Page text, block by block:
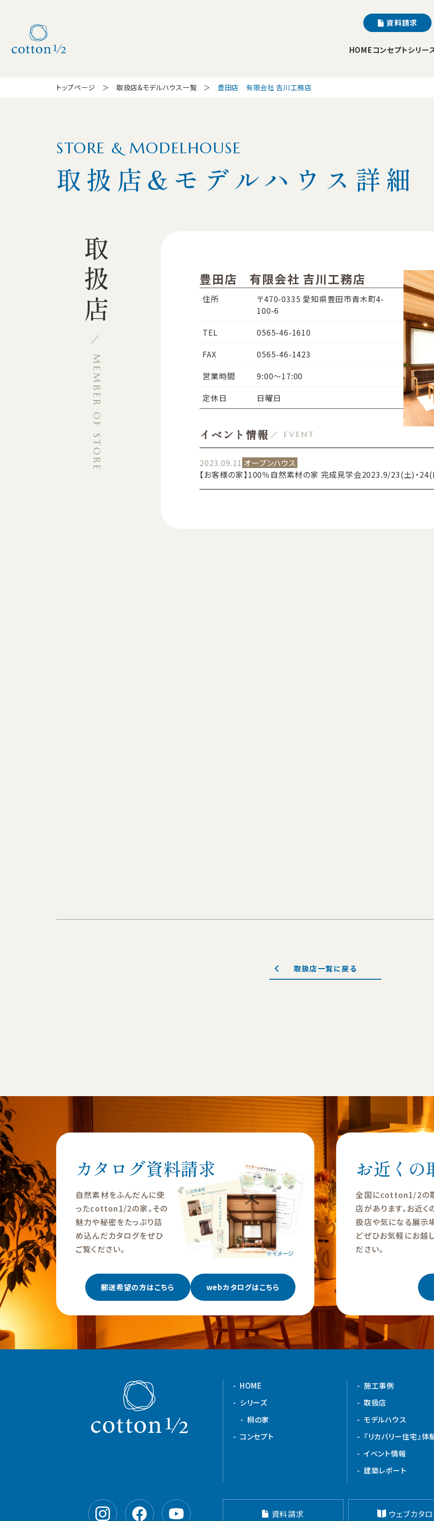
資料請求
HOMEコンセプトシリー
トップページ 取扱店&モデルハウス一覧 豊田店 有限会社 吉川工務店
STORE & MODELHOUSE
取扱店&モデルハウス詳細
取扱店
MEMBER OF STORE
豊田店 有限会社 吉川工務店
住所
〒470-0335 愛知県豊田市青木町4-
100-6
TEL
0565-46-1610
FAX
0565-46-1423
営業時間
9:00～17:00
定休日
日曜日
イベント情報 ／ EVENT
2023.09.11 オープンハウス
【お客様の家】100％自然素材の家 完成見学会2023.9/23(土)・
取扱店一覧に戻る
カタログ資料請求
自然素材をふんだんに使
ったcotton1/2の家。その
魅力や秘密をたっぷり詰
め込んだカタログをぜひ
ご覧ください。
郵送希望の方はこちら webカタログはこちら
お近くの
全国にcotton1/2の
店があります。お近く
扱店や気になる展示
どぜひお気軽にお越
ださい。
HOME
シリーズ
桐の家
コンセプト
施工事例
取扱店
モデルハウス
『リカバリー住宅』体
イベント情報
建築レポート
資料請求 ウェブカタ